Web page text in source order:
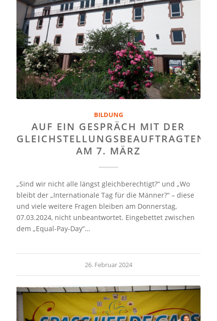
BILDUNG
AUF EIN GESPRÄCH MIT DER
GLEICHSTELLUNGSBEAUFTRAGTEN
AM 7. MÄRZ
„Sind wir nicht alle längst gleichberechtigt?“ und „Wo
bleibt der „Internationale Tag für die Männer?“ – diese
und viele weitere Fragen bleiben am Donnerstag,
07.03.2024, nicht unbeantwortet. Eingebettet zwischen
dem „Equal-Pay-Day“…
26. Februar 2024